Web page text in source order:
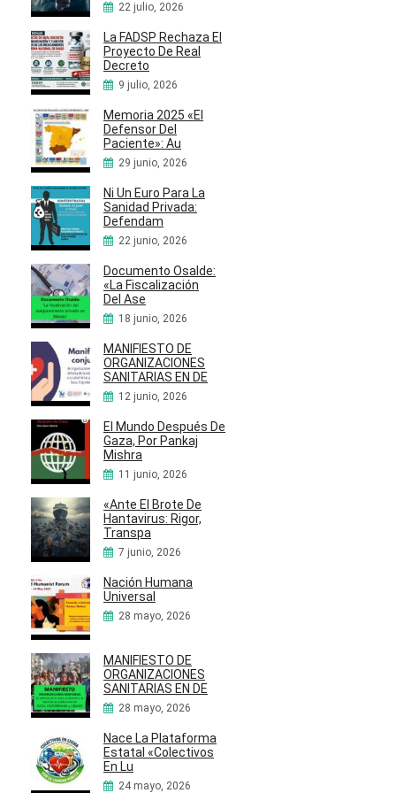
22 julio, 2026
La FADSP Rechaza El
Proyecto De Real
Decreto
9 julio, 2026
Memoria 2025 «El
Defensor Del
Paciente»: Au
29 junio, 2026
Ni Un Euro Para La
Sanidad Privada:
Defendam
22 junio, 2026
Documento Osalde:
«La Fiscalización
Del Ase
18 junio, 2026
MANIFIESTO DE
ORGANIZACIONES
SANITARIAS EN DE
12 junio, 2026
El Mundo Después De
Gaza, Por Pankaj
Mishra
11 junio, 2026
«Ante El Brote De
Hantavirus: Rigor,
Transpa
7 junio, 2026
Nación Humana
Universal
28 mayo, 2026
MANIFIESTO DE
ORGANIZACIONES
SANITARIAS EN DE
28 mayo, 2026
Nace La Plataforma
Estatal «Colectivos
En Lu
24 mayo, 2026